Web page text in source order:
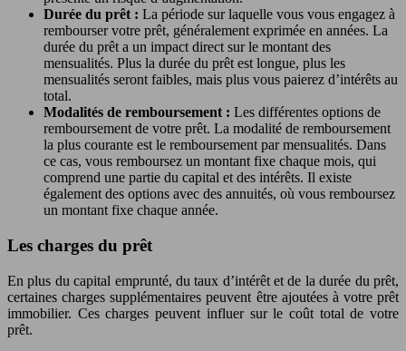
Durée du prêt : La période sur laquelle vous vous engagez à
rembourser votre prêt, généralement exprimée en années. La
durée du prêt a un impact direct sur le montant des
mensualités. Plus la durée du prêt est longue, plus les
mensualités seront faibles, mais plus vous paierez d’intérêts au
total.
Modalités de remboursement : Les différentes options de
remboursement de votre prêt. La modalité de remboursement
la plus courante est le remboursement par mensualités. Dans
ce cas, vous remboursez un montant fixe chaque mois, qui
comprend une partie du capital et des intérêts. Il existe
également des options avec des annuités, où vous remboursez
un montant fixe chaque année.
Les charges du prêt
En plus du capital emprunté, du taux d’intérêt et de la durée du prêt,
certaines charges supplémentaires peuvent être ajoutées à votre prêt
immobilier. Ces charges peuvent influer sur le coût total de votre
prêt.